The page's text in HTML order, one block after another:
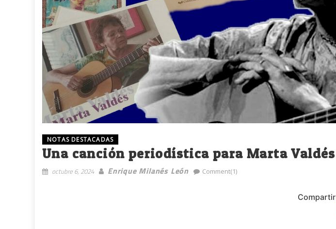
NOTAS DESTACADAS
Una canción periodística para Marta Valdés
octubre 6, 2024 Enrique Milanés León Comment(1)
Compartir